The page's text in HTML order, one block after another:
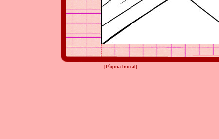
[Página Inicial ]